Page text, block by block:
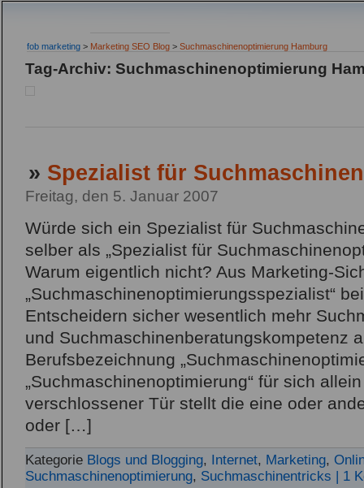
fob marketing > Marketing SEO Blog > Suchmaschinenoptimierung Hamburg
Tag-Archiv: Suchmaschinenoptimierung
» Spezialist für
Freitag, den 5. Januar 2007
Würde sich ein Spezialist für
selber als „Spezialist für
Warum eigentlich nicht? Aus Marketing-
„Suchmaschinenoptimierungsspezialist“
Entscheidern sicher wesentlich mehr
und Suchmaschinenberatungskompetenz
Berufsbezeichnung
„Suchmaschinenoptimierung“ für sich
verschlossener Tür stellt die eine oder
oder […]
Kategorie Blogs und Blogging, Internet, Marketing,
Suchmaschinenoptimierung, Suchmaschinentricks | 1